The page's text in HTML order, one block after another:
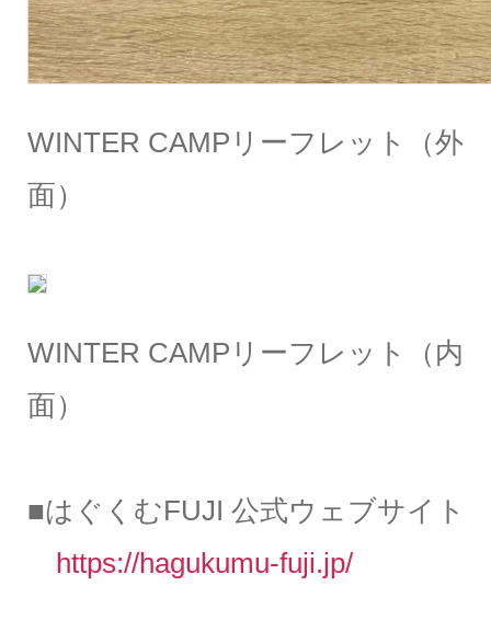
WINTER CAMPリーフレット（外
面）
WINTER CAMPリーフレット（内
面）
■はぐくむFUJI 公式ウェブサイト
https://hagukumu-fuji.jp/